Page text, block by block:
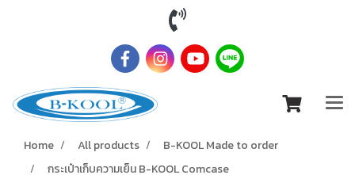
Home All products
B-KOOL Made to order
กระเป๋าเก็บความเย็น B-KOOL Comcase